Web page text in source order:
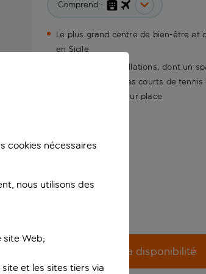
Comprend :
Le plus grand centre de bien-être et
en Sicile
De superbes installations, dont un
salle de fitness, des courts de tennis
kinésithérapeute sur place
Vérifier la disponibilité
cookies nécessaires
nous utilisons des
site Web;
et les sites tiers via